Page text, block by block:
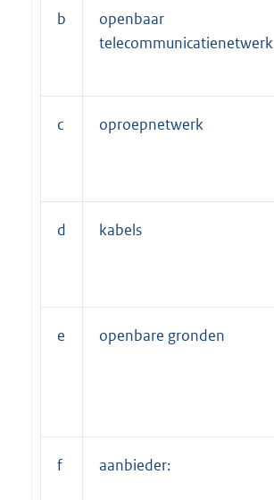
b
openbaar
telecommunicatienetwerk
c oproepnetwerk
d kabels
e openbare gronden
f aanbieder: